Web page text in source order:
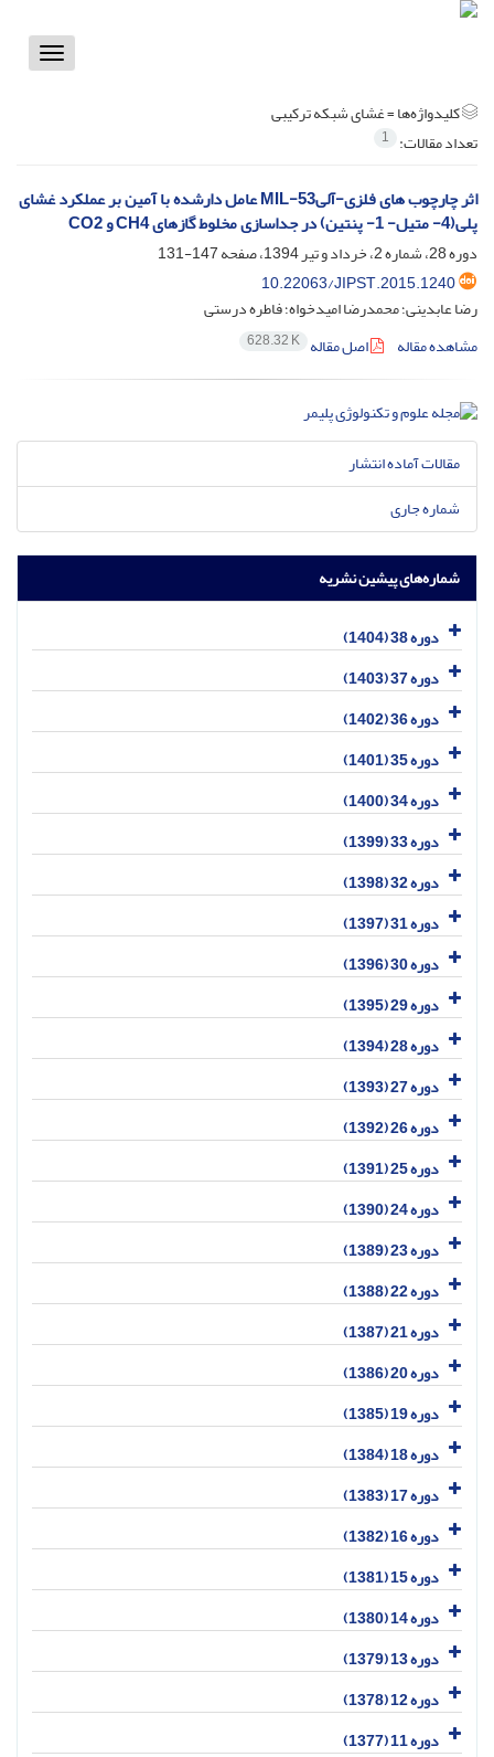
Toggle
کلیدواژه‌ها =غشای شبکه ترکیبی
تعداد مقالات: 1
اثر چارچوب های فلزی-آلیMIL-53 عامل دارشده با آمین بر عملکرد غشای
پلی(4- متیل- 1- پنتین) در جداسازی مخلوط گازهای CH4 و CO2
دوره 28، شماره 2، خرداد و تیر 1394، صفحه
147-131
10.22063/JIPST.2015.1240
رضا عابدینی؛ محمدرضا امیدخواه؛ فاطره درستی
مشاهده مقاله
اصل مقاله 628.32 K
مقالات آماده انتشار
شماره جاری
شماره‌های پیشین نشریه
دوره 38 (1404)
دوره 37 (1403)
دوره 36 (1402)
دوره 35 (1401)
دوره 34 (1400)
دوره 33 (1399)
دوره 32 (1398)
دوره 31 (1397)
دوره 30 (1396)
دوره 29 (1395)
دوره 28 (1394)
دوره 27 (1393)
دوره 26 (1392)
دوره 25 (1391)
دوره 24 (1390)
دوره 23 (1389)
دوره 22 (1388)
دوره 21 (1387)
دوره 20 (1386)
دوره 19 (1385)
دوره 18 (1384)
دوره 17 (1383)
دوره 16 (1382)
دوره 15 (1381)
دوره 14 (1380)
دوره 13 (1379)
دوره 12 (1378)
دوره 11 (1377)